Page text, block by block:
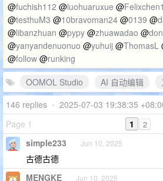
@fuchish112 @luohuaruxue @
@testhuM3 @10bravoman24 @0139 @
@libanzhuan @pypy @zhuawadao @
@yanyandenuonuo @yuhuij @ThomasL
@follow @runking
OOMOL Studio
AI 自动编辑
146 replies • 2025-07-03 19:38:35
Page 1
1 2
simple233 Jun 10, 2025
古德古德
MENGKE Jun 10, 2025